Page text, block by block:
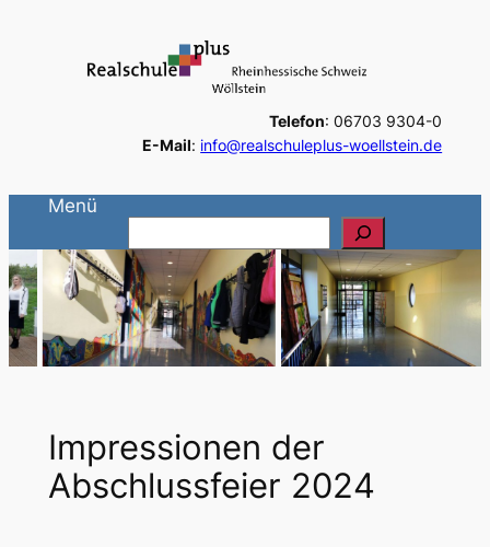
Telefon: 06703 9304-0
E-Mail: info@realschuleplus-woellstein.de
Menü
u
c
h
e
n
Impressionen der
Abschlussfeier 2024